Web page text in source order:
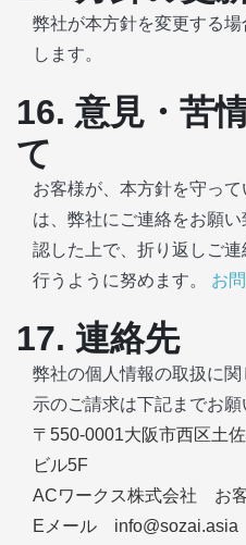
弊社が本方針を変更する
します。
16. 意見・苦
て
お客様が、本方針を守っ
は、弊社にご連絡をお願
認した上で、折り返しご
行うように努めます。 お
17. 連絡先
弊社の個人情報の取扱に
示のご請求は下記までお願
〒550-0001大阪市西区土
ビル5F
ACワークス株式会社 お
Eメール info@sozai.asia